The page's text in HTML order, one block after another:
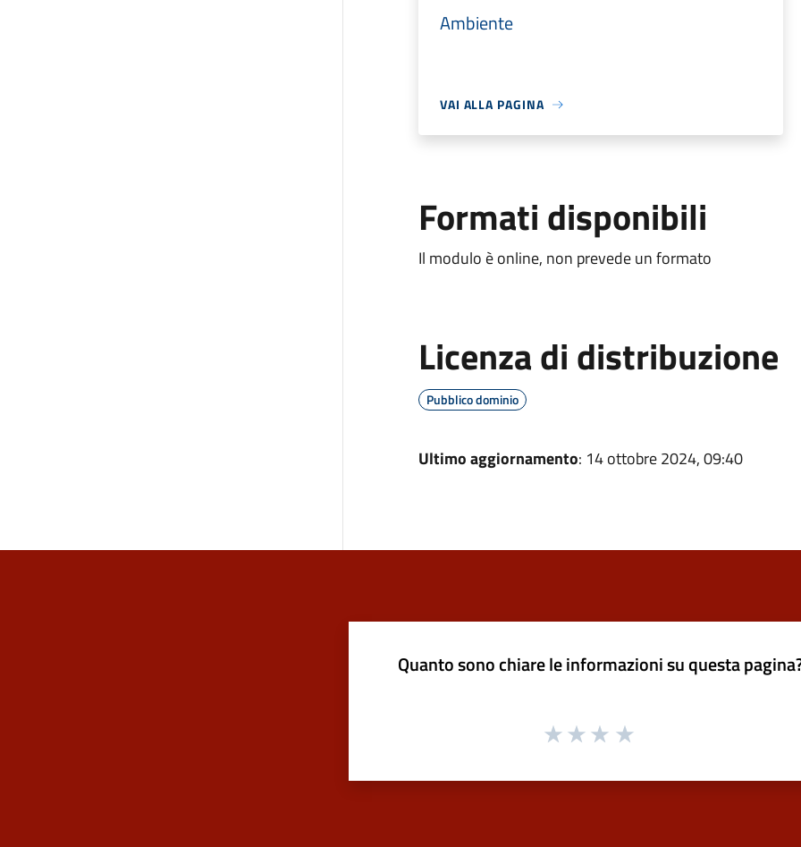
Ambiente
VAI ALLA PAGINA
Formati disponibili
Il modulo è online, non prevede un formato
Licenza di distribuzione
Pubblico dominio
Ultimo aggiornamento: 14 ottobre 2024, 09:40
Quanto sono chiare le informazioni su questa